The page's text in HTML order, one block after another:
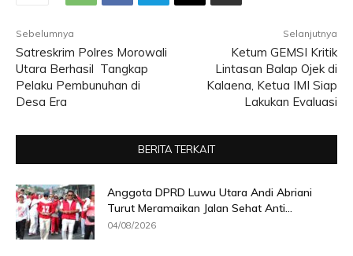
Sebelumnya
Satreskrim Polres Morowali
Utara Berhasil Tangkap
Pelaku Pembunuhan di
Desa Era
Selanjutnya
Ketum GEMSI Kritik
Lintasan Balap Ojek di
Kalaena, Ketua IMI Siap
Lakukan Evaluasi
BERITA TERKAIT
Anggota DPRD Luwu Utara Andi Abriani
Turut Meramaikan Jalan Sehat Anti...
04/08/2026